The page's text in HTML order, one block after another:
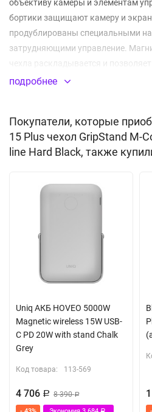
объективу камеры и элементам
бортики защищают камеру и
продублированы специальными
затрудняющими управление.
чехла раскладывается и
удобном положении на любой
подробнее
Покупатели, которые
15 Plus чехол GripStand M-
line Hard Black, также
Uniq АКБ HOVEO 5000W
Magnetic wireless 15W USB-
C PD 20W with stand Chalk
Grey
Код товара: 113-569
4 706 Р 8 390Р
Р